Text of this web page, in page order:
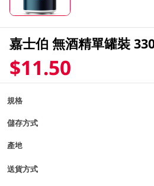
嘉士伯 無酒精單罐裝
$11.50
規格
儲存方式
產地
送貨方式